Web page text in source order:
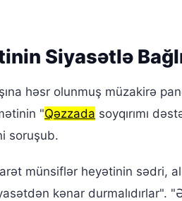
Siyasətlə
həsr olunmuş müzakirə
"Qəzzada soyqırımı
soruşub.
münsiflər heyətinin sədri,
kənar durmalıdırlar".